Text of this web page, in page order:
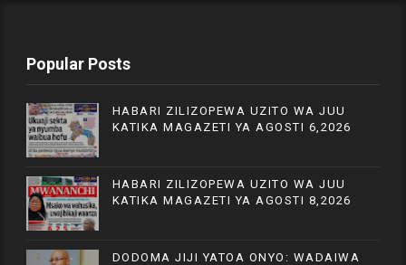
Popular Posts
HABARI ZILIZOPEWA UZITO WA JUU
KATIKA MAGAZETI YA AGOSTI 6,2026
HABARI ZILIZOPEWA UZITO WA JUU
KATIKA MAGAZETI YA AGOSTI 8,2026
DODOMA JIJI YATOA ONYO: WADAIWA